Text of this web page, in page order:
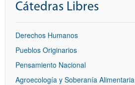
Cátedras Libres
Derechos Humanos
Pueblos Originarios
Pensamiento Nacional
Agroecología y Soberanía Alimentaria